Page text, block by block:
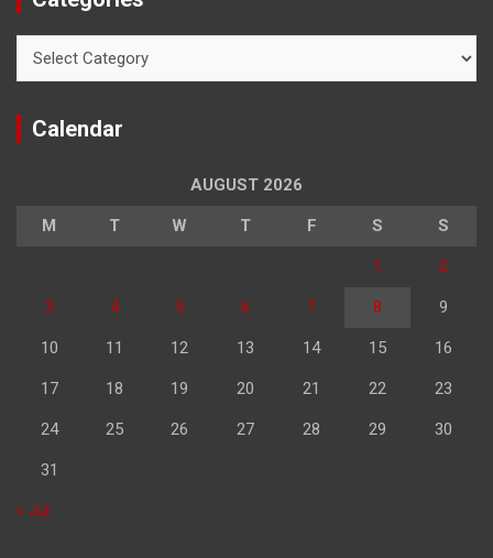
Calendar
AUGUST 2026
M T W T F S S
1 2
3 4 5 6 7 8 9
10 11 12 13 14 15 16
17 18 19 20 21 22 23
24 25 26 27 28 29 30
31
« Jul